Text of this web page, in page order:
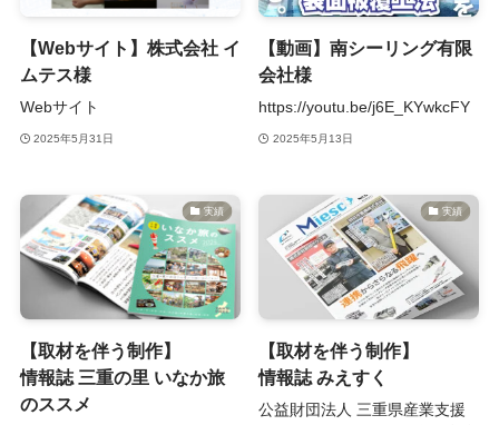
【Webサイト】株式会社 イ
ムテス様
Webサイト
2025年5月31日
【動画】南シーリング有限
会社様
https://youtu.be/j6E_KYwkcFY
2025年5月13日
実績
【取材を伴う制作】
情報誌 三重の里 いなか旅
のススメ
実績
【取材を伴う制作】
情報誌 みえすく
公益財団法人 三重県産業支援